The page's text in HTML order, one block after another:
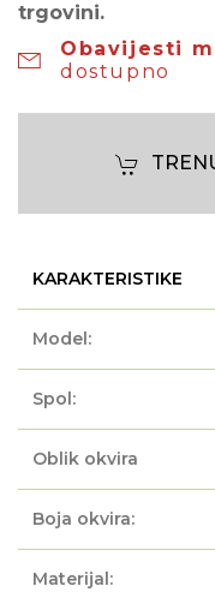
trgovini.
Obavijesti
dostupno
KARAKTERISTIKE
Model:
Spol:
Oblik okvira
Boja okvira:
Materijal: